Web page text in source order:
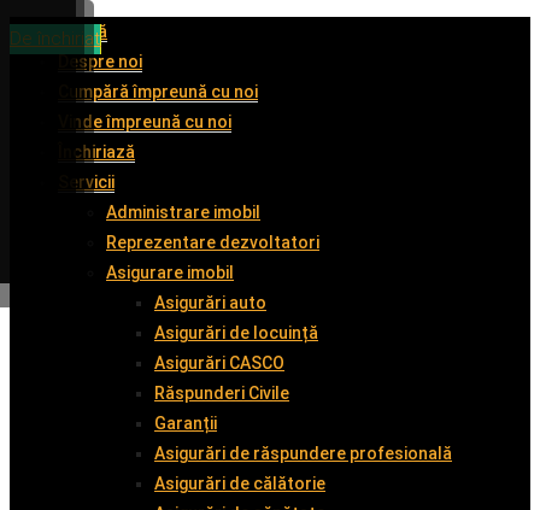
Acasă
Despre noi
Cumpără împreună cu noi
Vinde împreună cu noi
Închiriază
Servicii
Administrare imobil
Reprezentare dezvoltatori
Asigurare imobil
Asigurări auto
Asigurări de locuință
Asigurări CASCO
Răspunderi Civile
Garanții
Asigurări de răspundere profesională
Asigurări de călătorie
De închiriat
De închiriat
De vânzare
De închiriat